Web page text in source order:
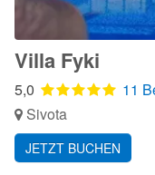
Villa Fyki
5,0
11
Sivota
JETZT BUCHEN